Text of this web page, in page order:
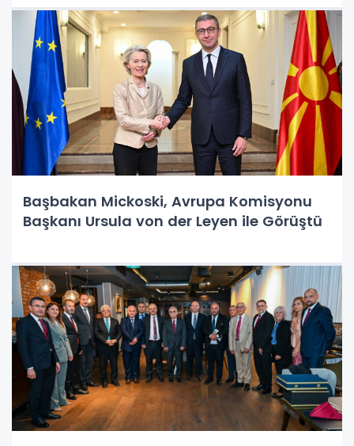
Başbakan Mickoski, Avrupa Komisyonu
Başkanı Ursula von der Leyen ile Görüştü